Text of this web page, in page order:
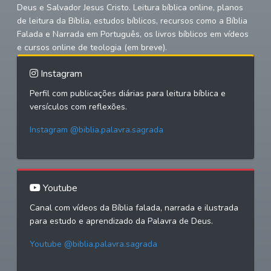
Deus e Salvador Jesus Cristo. Leitura bíblica online, planos
de leitura da Bíblia, estudos bíblicos, recursos como a Bíblia
Falada e Narrada em Português, os livros bíblicos em vídeos
e cursos online de teologia (em breve).
Instagram
Perfil com publicações diárias para leitura bíblica e
versículos com reflexões.
Instagram @biblia.palavra.sagrada
Youtube
Canal com vídeos da Bíblia falada, narrada e ilustrada
para estudo e aprendizado da Palavra de Deus.
Youtube @biblia.palavra.sagrada